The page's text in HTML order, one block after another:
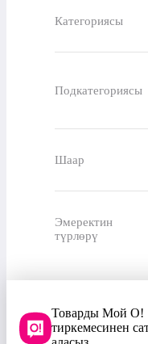
Категориясы
Подкатегориясы
Шаар
Эмеректин
түрлөрү
Товарды Мой О!
тиркемесинен